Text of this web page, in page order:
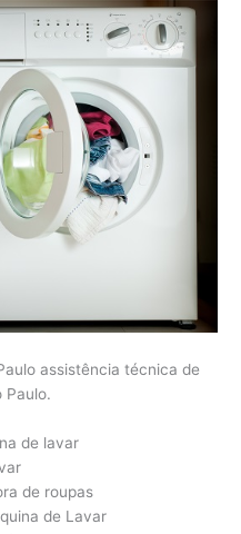
assistência técnica de
Paulo.
de lavar
de roupas
de Lavar